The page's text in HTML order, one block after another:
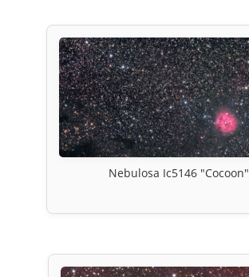
Nebulosa Ic5146 "Cocoon"